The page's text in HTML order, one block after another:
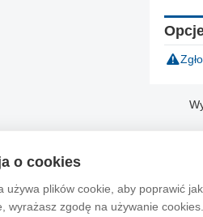
o cookies
używa plików cookie, aby poprawić
wyrażasz zgodę na używanie cookies.